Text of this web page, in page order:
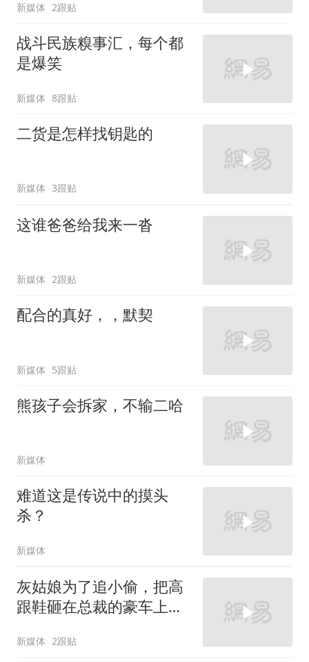
新媒体 2跟贴
战斗民族糗事汇，每个都
是爆笑
新媒体 8跟贴
二货是怎样找钥匙的
新媒体 3跟贴
这谁爸爸给我来一沓
新媒体 2跟贴
配合的真好，，默契
新媒体 5跟贴
熊孩子会拆家，不输二哈
新媒体
难道这是传说中的摸头
杀？
新媒体
灰姑娘为了追小偷，把高
跟鞋砸在总裁的豪车上，
新媒体 2跟贴